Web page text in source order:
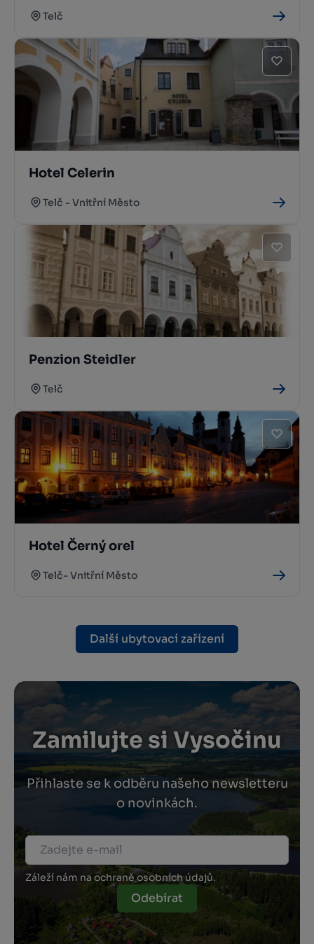
Telč
Hotel Celerin
Telč - Vnitřní Město
Penzion Steidler
Telč
Hotel Černý orel
Telč- Vnitřní Město
Další ubytovací zařízení
Zamilujte si Vysočinu
Přihlaste se k odběru našeho newsletteru
o novinkách.
Záleží nám na ochraně osobních údajů.
Odebírat